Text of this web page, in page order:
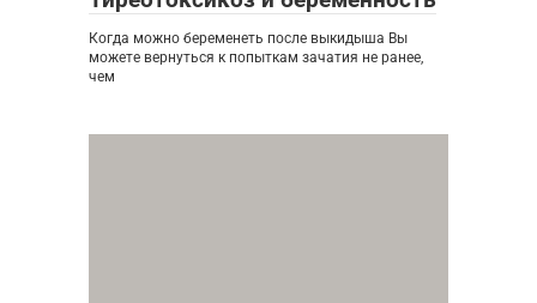
Когда можно беременеть после выкидыша Вы
можете вернуться к попыткам зачатия не ранее,
чем